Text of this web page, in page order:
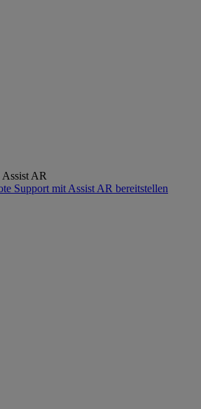
AR
Support mit Assist AR bereitstellen